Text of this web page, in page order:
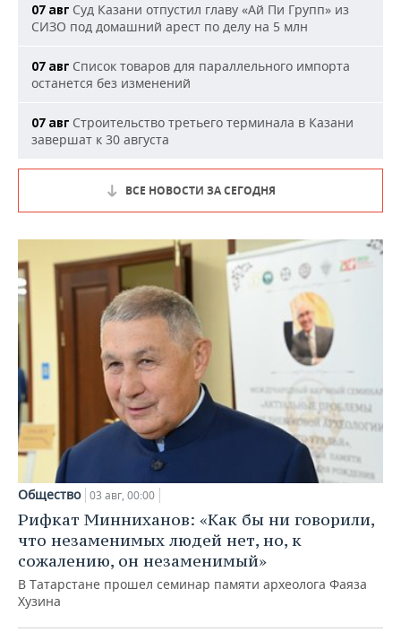
07 авг Суд Казани отпустил главу «Ай Пи Групп» из
СИЗО под домашний арест по делу на 5 млн
07 авг Список товаров для параллельного импорта
останется без изменений
07 авг Строительство третьего терминала в Казани
завершат к 30 августа
ВСЕ НОВОСТИ ЗА СЕГОДНЯ
Общество 03 авг, 00:00
Рифкат Минниханов: «Как бы ни говорили,
что незаменимых людей нет, но, к
сожалению, он незаменимый»
В Татарстане прошел семинар памяти археолога Фаяза
Хузина